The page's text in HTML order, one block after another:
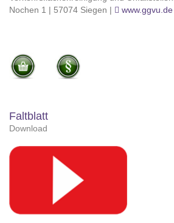
Nochen 1 | 57074 Siegen |
www.ggvu.de
Faltblatt
Download